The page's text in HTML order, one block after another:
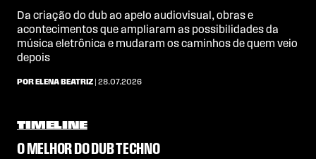
Da criação do dub ao apelo audiovisual, obras e
acontecimentos que ampliaram as possibilidades da
música eletrônica e mudaram os caminhos de quem veio
depois
POR ELENA BEATRIZ | 28.07.2026
TIMELINE
O MELHOR DO DUB TECHNO